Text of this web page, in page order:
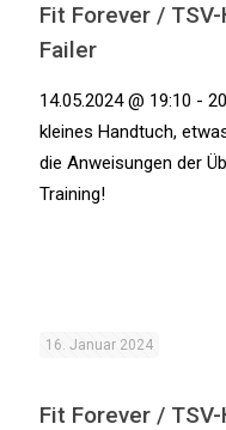
Fit Forever /
Failer
14.05.2024 @ 19:10 -
kleines Handtuch,
die Anweisungen der
Training!
16. Januar 2024
Fit Forever /